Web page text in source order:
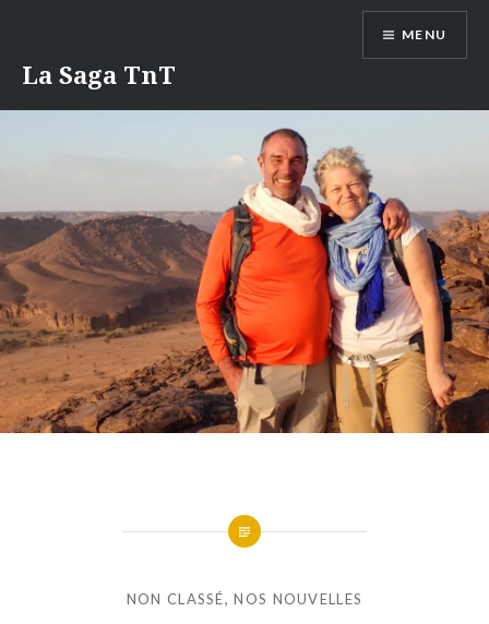
contenuLa Saga TnT
MENU
NON CLASSÉ,NOS NOUVELLES